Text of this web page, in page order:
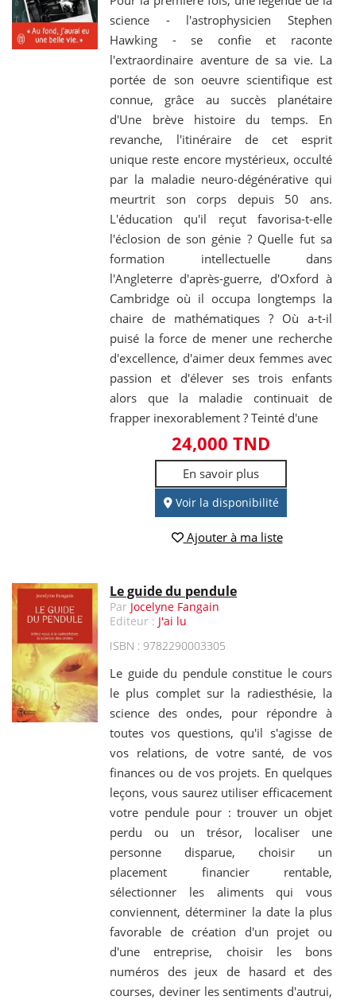
science - l'astrophysicien Stephen
Hawking - se confie et raconte
l'extraordinaire aventure de sa vie. La
portée de son oeuvre scientifique est
connue, grâce au succès planétaire
d'Une brève histoire du temps. En
revanche, l'itinéraire de cet esprit
unique reste encore mystérieux, occulté
par la maladie neuro-dégénérative qui
meurtrit son corps depuis 50 ans.
L'éducation qu'il reçut favorisa-t-elle
l'éclosion de son génie ? Quelle fut sa
formation intellectuelle dans
l'Angleterre d'après-guerre, d'Oxford à
Cambridge où il occupa longtemps la
chaire de mathématiques ? Où a-t-il
puisé la force de mener une recherche
d'excellence, d'aimer deux femmes avec
passion et d'élever ses trois enfants
alors que la maladie continuait de
frapper inexorablement ? Teinté d'une
24,000 TND
En savoir plus
Voir la disponibilité
Ajouter à ma liste
Le guide du pendule
Par Jocelyne Fangain
Editeur : J'ai lu
ISBN : 9782290003305
Le guide du pendule constitue le cours
le plus complet sur la radiesthésie, la
science des ondes, pour répondre à
toutes vos questions, qu'il s'agisse de
vos relations, de votre santé, de vos
finances ou de vos projets. En quelques
leçons, vous saurez utiliser efficacement
votre pendule pour : trouver un objet
perdu ou un trésor, localiser une
personne disparue, choisir un
placement financier rentable,
sélectionner les aliments qui vous
conviennent, déterminer la date la plus
favorable de création d'un projet ou
d'une entreprise, choisir les bons
numéros des jeux de hasard et des
courses, deviner les sentiments d'autrui,